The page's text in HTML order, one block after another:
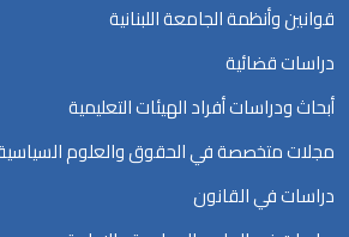
قوانين وأنظمة الجامعة اللبنانية
دراسات قضائية
أبحاث ودراسات أفراد الهيئات التعليمية
مجلات متخصصة في الحقوق والعلوم السياسية
دراسات في القانون